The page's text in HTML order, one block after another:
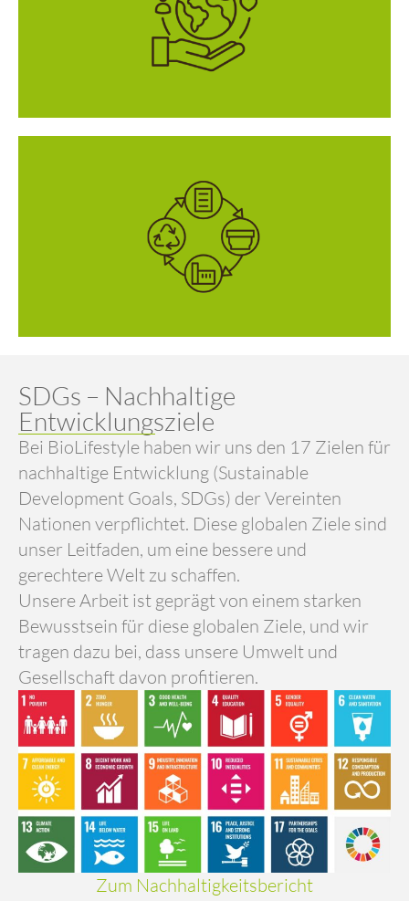
SDGs – Nachhaltige
Entwicklungsziele
Bei BioLifestyle haben wir uns den 17 Zielen für
nachhaltige Entwicklung (Sustainable
Development Goals, SDGs) der Vereinten
Nationen verpflichtet. Diese globalen Ziele sind
unser Leitfaden, um eine bessere und
gerechtere Welt zu schaffen.
Unsere Arbeit ist geprägt von einem starken
Bewusstsein für diese globalen Ziele, und wir
tragen dazu bei, dass unsere Umwelt und
Gesellschaft davon profitieren.
Zum Nachhaltigkeitsbericht